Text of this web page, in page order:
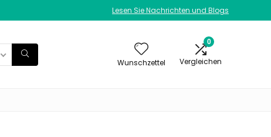
Lesen Sie Nachrichten und Blogs
Wunschzettel
0
Vergleichen